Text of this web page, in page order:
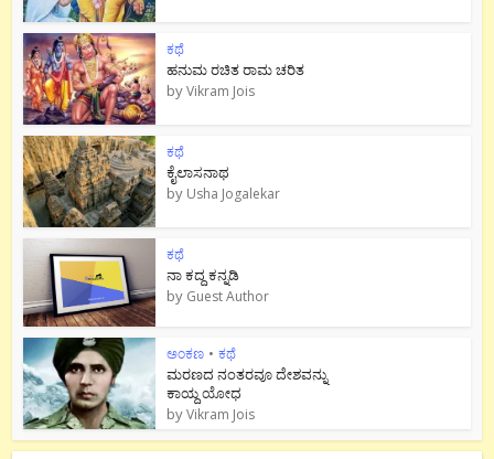
ಕಥೆ
ಹನುಮ ರಚಿತ ರಾಮ‌ ಚರಿತ
byVikram Jois
ಕಥೆ
ಕೈಲಾಸನಾಥ
by Usha Jogalekar
ಕಥೆ
ನಾ ಕದ್ದ ಕನ್ನಡಿ
by Guest Author
ಅಂಕಣ • ಕಥೆ
ಮರಣದ ನಂತರವೂ ದೇಶವನ್ನು
ಕಾಯ್ದ ಯೋಧ
byVikram Jois